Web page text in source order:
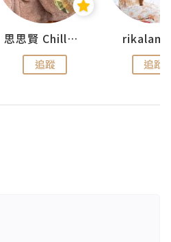
思思賢 ChillMyBabe
追蹤 追蹤